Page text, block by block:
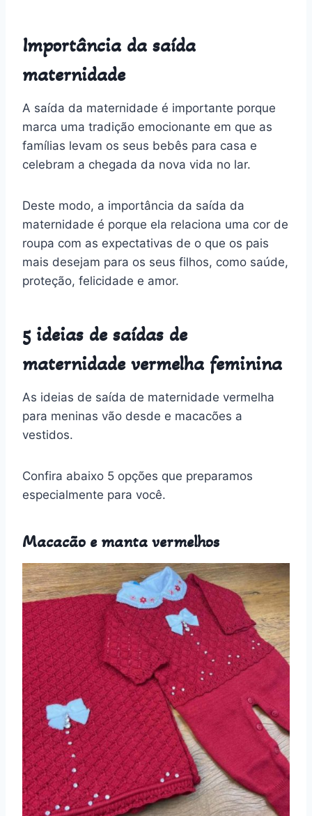
Importância da saída
maternidade
A saída da maternidade é importante porque
marca uma tradição emocionante em que as
famílias levam os seus bebês para casa e
celebram a chegada da nova vida no lar.
Deste modo, a importância da saída da
maternidade é porque ela relaciona uma cor de
roupa com as expectativas de o que os pais
mais desejam para os seus filhos, como saúde,
proteção, felicidade e amor.
5 ideias de saídas de
maternidade vermelha feminina
As ideias de saída de maternidade vermelha
para meninas vão desde e macacões a
vestidos.
Confira abaixo 5 opções que preparamos
especialmente para você.
Macacão e manta vermelhos